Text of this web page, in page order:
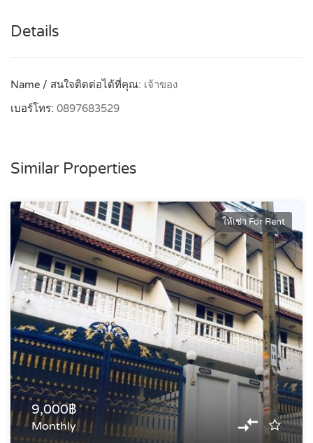
Details
Name / สนใจติดต่อได้ที่คุณ: เจ้าของ
เบอร์โทร: 0897683529
Similar Properties
ให้เช่า For Rent
9,000฿
Monthly